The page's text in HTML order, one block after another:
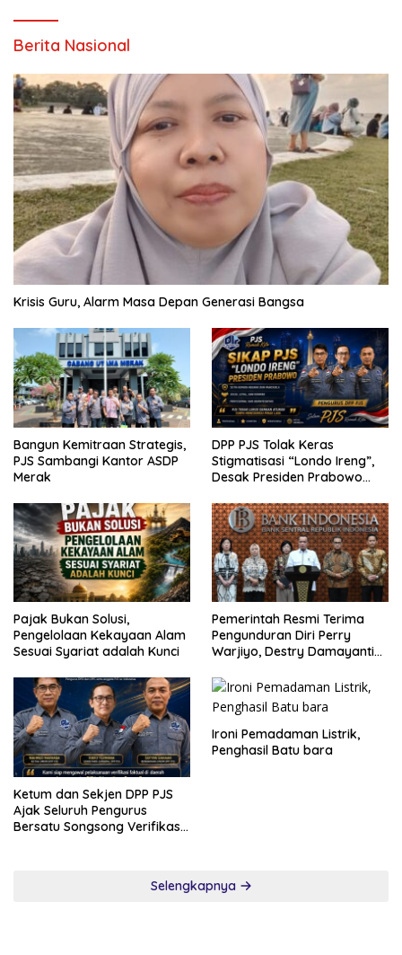
Berita Nasional
Krisis Guru, Alarm Masa Depan Generasi Bangsa
Bangun Kemitraan Strategis,
PJS Sambangi Kantor ASDP
Merak
DPP PJS Tolak Keras
Stigmatisasi “Londo Ireng”,
Desak Presiden Prabowo
Maaf
Pajak Bukan Solusi,
Pengelolaan Kekayaan Alam
Sesuai Syariat adalah Kunci
Pemerintah Resmi Terima
Pengunduran Diri Perry
Warjiyo, Destry Damayanti
Sementara
Ketum dan Sekjen DPP PJS
Ajak Seluruh Pengurus
Bersatu Songsong Verifikasi
Ironi Pemadaman Listrik,
Penghasil Batu bara
Selengkapnya